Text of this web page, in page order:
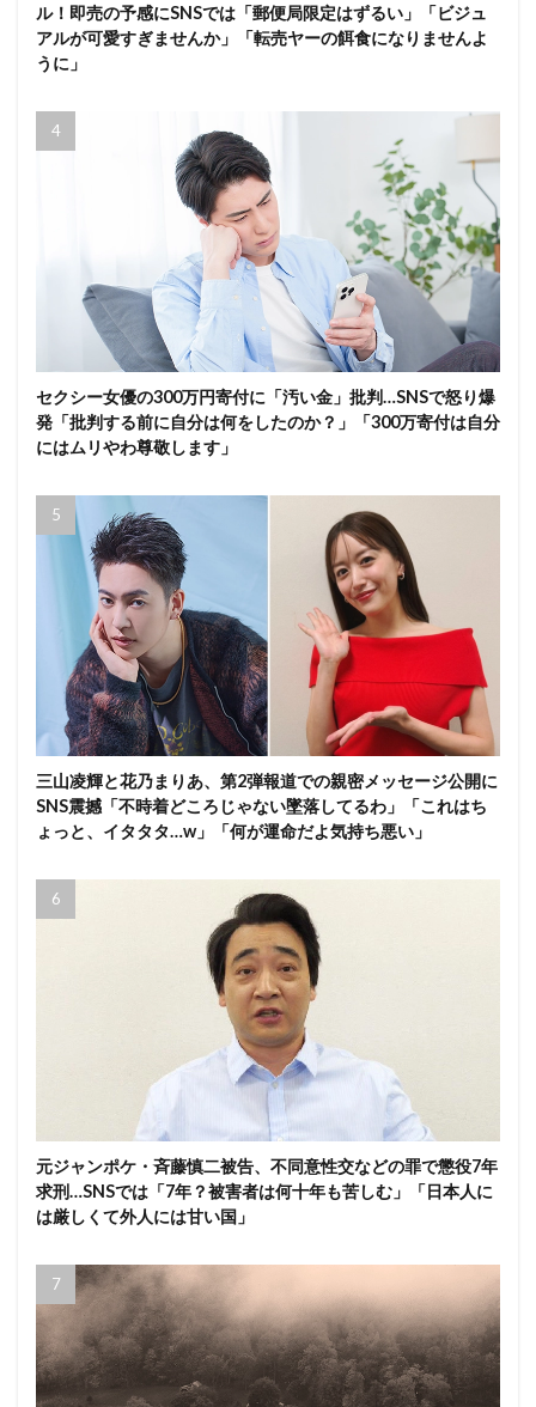
ル！即売の予感にSNSでは「郵便局限定はずるい」「ビジュ
アルが可愛すぎませんか」「転売ヤーの餌食になりませんよ
うに」
セクシー女優の300万円寄付に「汚い金」批判…SNSで怒り爆
発「批判する前に自分は何をしたのか？」「300万寄付は自分
にはムリやわ尊敬します」
三山凌輝と花乃まりあ、第2弾報道での親密メッセージ公開に
SNS震撼「不時着どころじゃない墜落してるわ」「これはち
ょっと、イタタタ…w」「何が運命だよ気持ち悪い」
元ジャンポケ・斉藤慎二被告、不同意性交などの罪で懲役7年
求刑…SNSでは「7年？被害者は何十年も苦しむ」「日本人に
は厳しくて外人には甘い国」